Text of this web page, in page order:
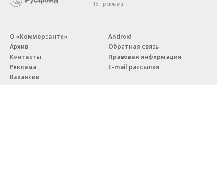
18+ реклама
О «Коммерсанте»
Архив
Контакты
Реклама
Вакансии
Android
Обратная связь
Правовая информация
E-mail рассылки